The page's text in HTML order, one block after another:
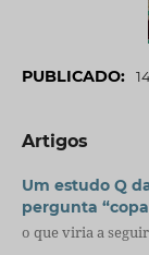
PUBLICADO:
Artigos
Um estudo Q
pergunta
o que viria a